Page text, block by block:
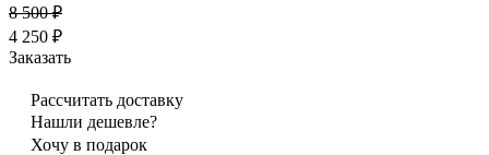
8 500 ₽
4 250 ₽
Заказать
Рассчитать доставку
Нашли дешевле?
Хочу в подарок